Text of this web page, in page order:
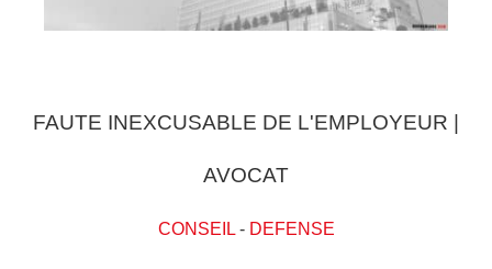
FAUTE INEXCUSABLE DE L'EMPLOYEUR |
AVOCAT
CONSEIL- DEFENSE